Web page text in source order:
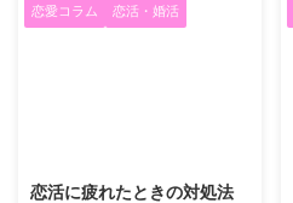
恋愛コラム 恋活・婚活
恋活に疲れたときの対処法